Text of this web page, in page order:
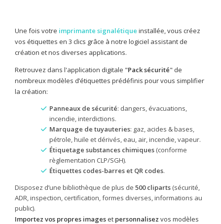
Une fois votre imprimante signalétique installée, vous créez
vos étiquettes en 3 clics grâce à notre logiciel assistant de
création etnos diverses applications.
Retrouvez dans l'application digitale "Pack sécurité" de
nombreux modèles d’étiquettes prédéfinis pour vous simplifier
la création:
Panneaux de sécurité: dangers, évacuations,
incendie, interdictions.
Marquage de tuyauteries: gaz, acides & bases,
pétrole, huile et dérivés, eau, air, incendie, vapeur.
Étiquetage substances chimiques (conforme
règlementation CLP/SGH).
Étiquettes codes-barres et QR codes.
Disposez d’une bibliothèque de plus de 500 cliparts (sécurité,
ADR, inspection, certification, formes diverses, informations au
public).
Importez vos propres imageset personnalisez vos modèles